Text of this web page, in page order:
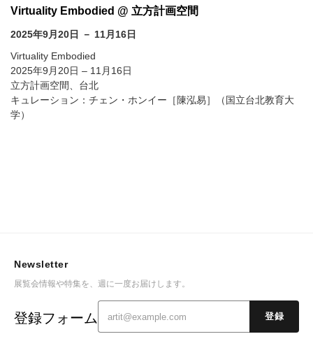
Virtuality Embodied @ 立方計画空間
2025年9月20日 － 11月16日
Virtuality Embodied
2025年9月20日 – 11月16日
立方計画空間、台北
キュレーション：チェン・ホンイー［陳泓易］（国立台北教育大
学）
Newsletter
展覧会情報や特集を、週に一度お届けします。
登録フォーム 登録